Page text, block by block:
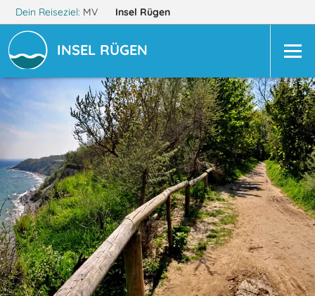
Dein Reiseziel: MV Insel Rügen
INSEL RÜGEN